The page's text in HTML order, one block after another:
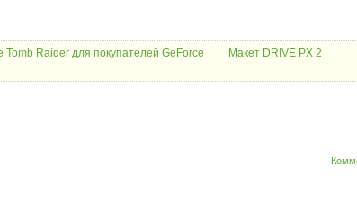
Tomb Raider для покупателей GeForce
Макет DRIVE PX 2